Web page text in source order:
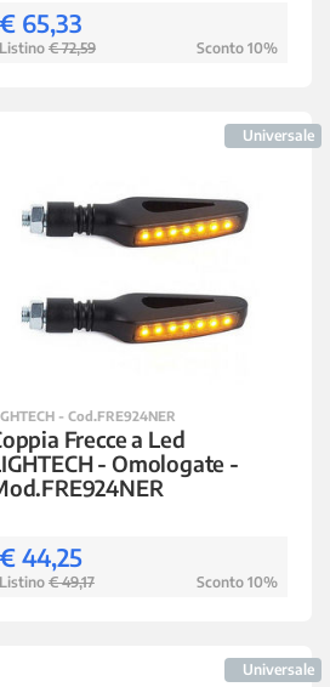
65,33
€ 72,59 Sconto 10%
Universale
- Cod.FRE924NER
Frecce a Led
- Omologate -
44,25
€ 49,17 Sconto 10%
Universale